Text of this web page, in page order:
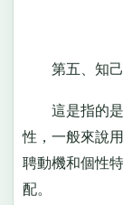
第五、知己
這是指的是
性，一般來說
聘動機和個性
配。